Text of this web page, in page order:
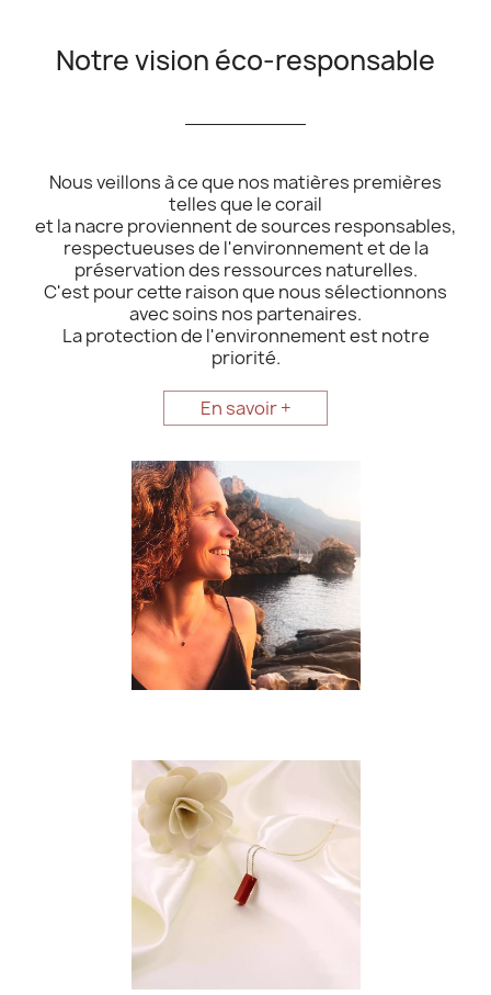
Notre vision éco-responsable
Nous veillons à ce que nos matières premières
telles que le corail
et la nacre proviennent de sources responsables,
respectueuses de l'environnement et de la
préservation des ressources naturelles.
C'est pour cette raison que nous sélectionnons
avec soins nos partenaires.
La protection de l'environnement est notre
priorité.
En savoir +